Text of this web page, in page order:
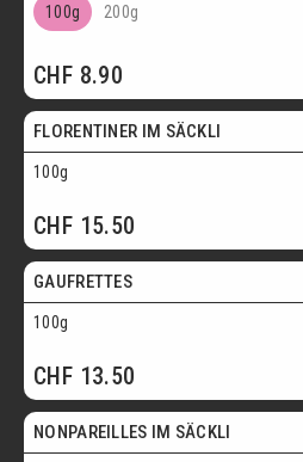
100g 200g
CHF 8.90
Postversand
FLORENTINER IM SÄCKLI
100g
CHF 15.50
Postversand
GAUFRETTES
100g
CHF 13.50
Postversand
NONPAREILLES IM SÄCKLI